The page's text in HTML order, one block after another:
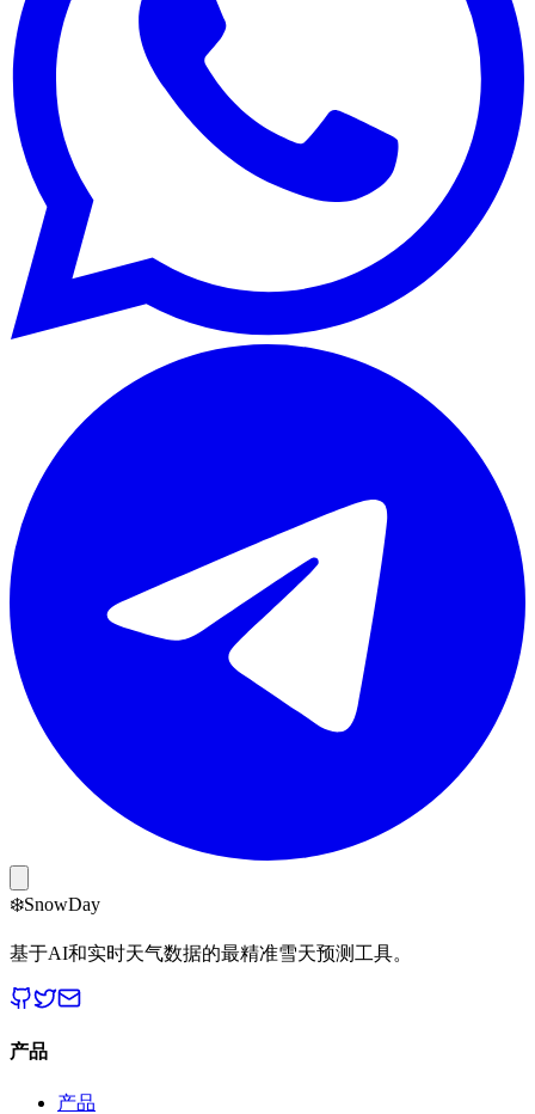
❄️SnowDay
基于AI和实时天气数据的最精准雪天预测工具。
产品
产品